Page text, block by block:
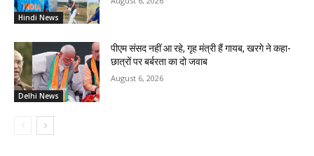
Hindi News
Delhi News
पीएम संसद नहीं आ रहे, गृह मंत्री हैं गायब, खरगे ने कहा-
छात्रों पर बर्बरता का दो जवाब
August 6, 2026